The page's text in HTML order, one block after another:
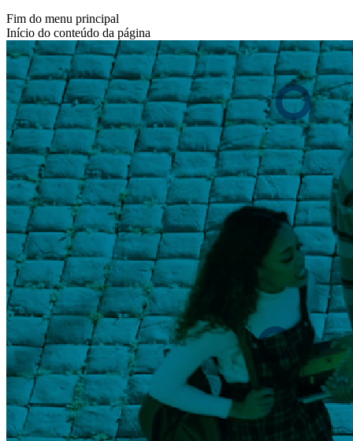
Fim do menu principal
Início do conteúdo da página